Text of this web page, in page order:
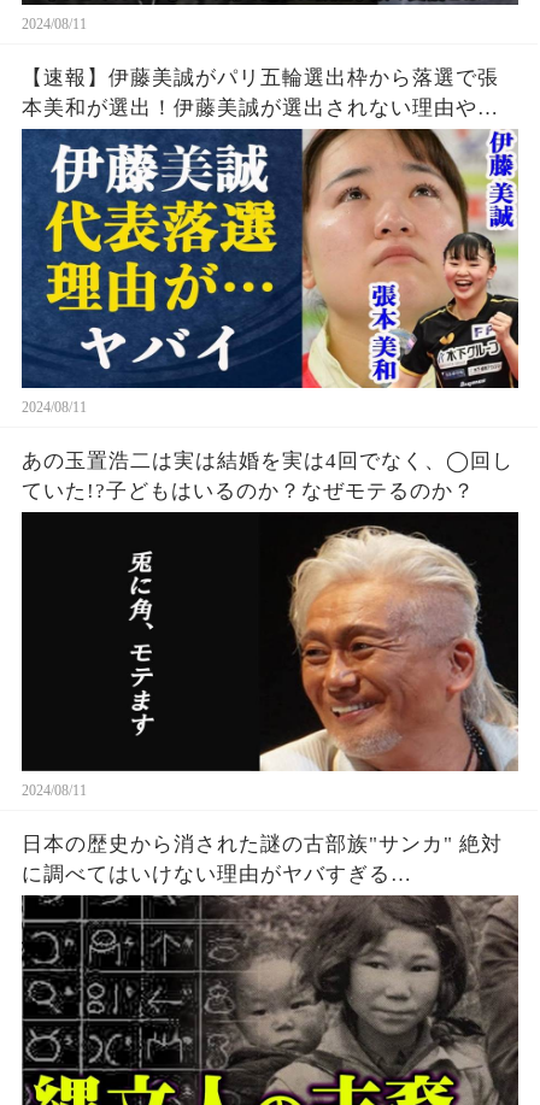
2024/08/11
【速報】伊藤美誠がパリ五輪選出枠から落選で張
本美和が選出！伊藤美誠が選出されない理由や勝
てなくなった理由・引退の噂の真相とは一体…張
本美和の知られざる実力に中国警戒体制か
2024/08/11
あの玉置浩二は実は結婚を実は4回でなく、◯回し
ていた!?子どもはいるのか？なぜモテるのか？
2024/08/11
日本の歴史から消された謎の古部族"サンカ" 絶対
に調べてはいけない理由がヤバすぎる…